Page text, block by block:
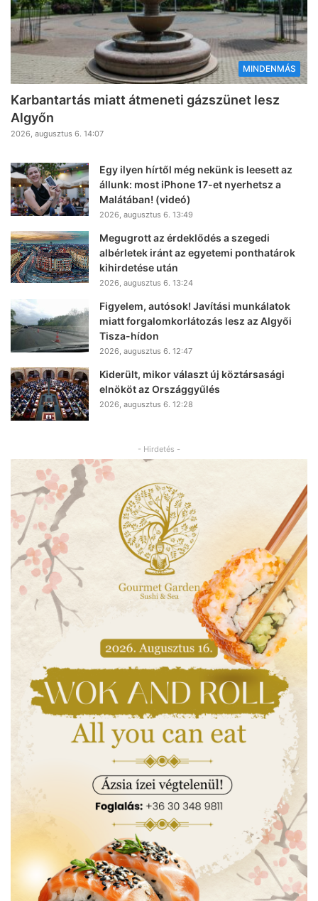
MINDENMÁS
Karbantartás miatt átmeneti gázszünet lesz
Algyőn
2026, augusztus 6. 14:07
Egy ilyen hírtől még nekünk is leesett az
állunk: most iPhone 17-et nyerhetsz a
Malátában! (videó)
2026, augusztus 6. 13:49
Megugrott az érdeklődés a szegedi
albérletek iránt az egyetemi ponthatárok
kihirdetése után
2026, augusztus 6. 13:24
Figyelem, autósok! Javítási munkálatok
miatt forgalomkorlátozás lesz az Algyői
Tisza-hídon
2026, augusztus 6. 12:47
Kiderült, mikor választ új köztársasági
elnököt az Országgyűlés
2026, augusztus 6. 12:28
- Hirdetés -